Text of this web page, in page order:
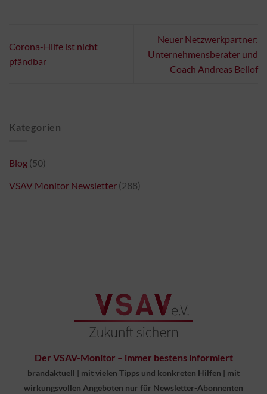
Corona-Hilfe ist nicht
pfändbar
Neuer Netzwerkpartner:
Unternehmensberater und
Coach Andreas Bellof
Kategorien
Blog (50)
VSAV Monitor Newsletter (288)
Der VSAV-Monitor – immer bestens informiert
brandaktuell | mit vielen Tipps und konkreten Hilfen | mit
wirkungsvollen Angeboten nur für Newsletter-Abonnenten